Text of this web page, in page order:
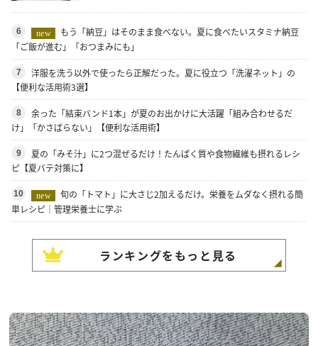
6 new
もう「納豆」はそのまま食べない。夏に食べたいスタミナ納豆
「ご飯が進む」「おつまみにも」
7
洋服を洗う以外で使ったら正解だった。夏に役立つ「洗濯ネット」の
【便利な活用術3選】
8
余った「結束バンド1本」が夏のお出かけに大活躍「組み合わせるだ
け」「かさばらない」【便利な活用術】
9
夏の「みそ汁」に2つ混ぜるだけ！たんぱく質や食物繊維も摂れるレシ
ピ【夏バテ対策に】
10 new
旬の「トマト」に大さじ2加えるだけ。栄養をムダなく摂れる簡
単レシピ｜管理栄養士に学ぶ
ランキングをもっと見る